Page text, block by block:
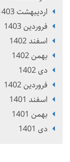
ارديبهشت 1403
فروردین 1403
اسفند 1402
بهمن 1402
دی 1402
فروردین 1402
اسفند 1401
بهمن 1401
دی 1401